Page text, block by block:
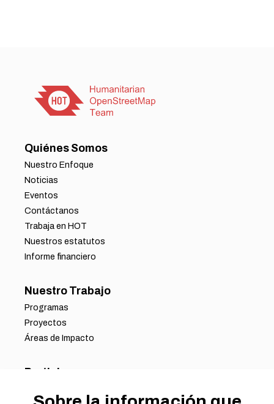
Quiénes Somos
Nuestro Enfoque
Noticias
Eventos
Contáctanos
Trabaja en HOT
Nuestros estatutos
Informe financiero
Nuestro Trabajo
Programas
Proyectos
Áreas de Impacto
Participa